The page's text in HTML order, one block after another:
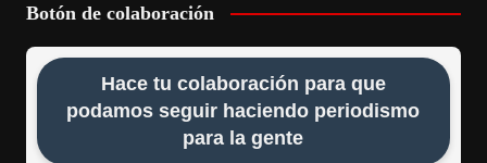
Botón de colaboración
Hace tu colaboración para que
podamos seguir haciendo periodismo
para la gente